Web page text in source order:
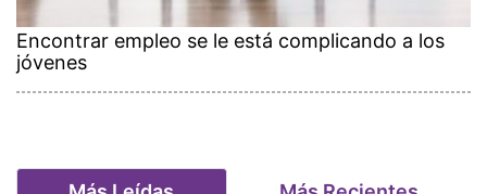
Encontrar empleo se le está complicando a los
jóvenes